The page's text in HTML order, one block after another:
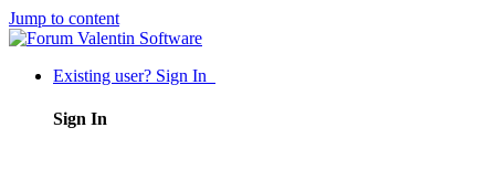
Jump to content
Existing user? Sign In
Sign In